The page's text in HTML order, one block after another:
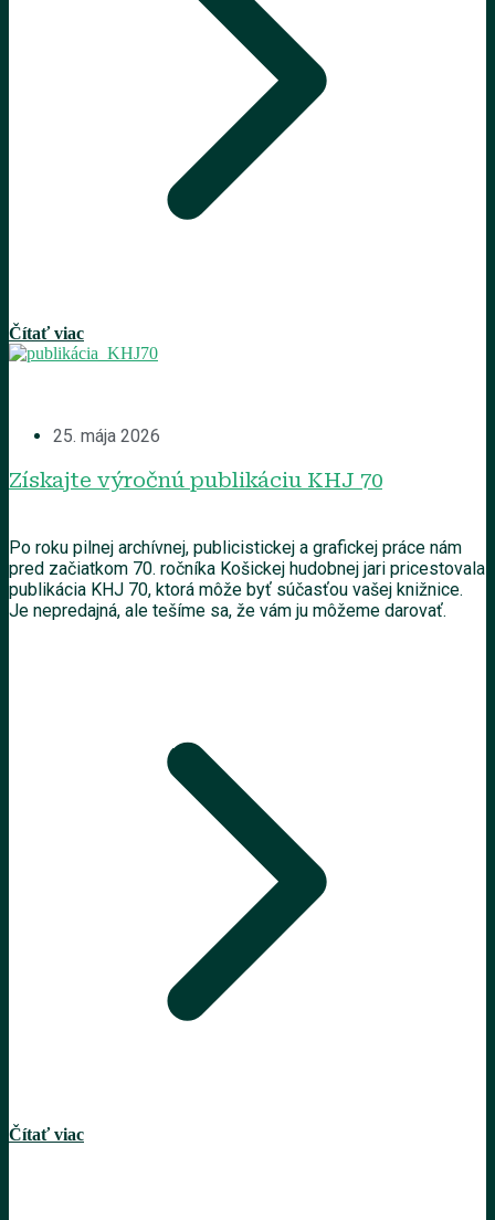
Čítať viac
25. mája 2026
Získajte výročnú publikáciu KHJ 70
Po roku pilnej archívnej, publicistickej a grafickej práce nám
pred začiatkom 70. ročníka Košickej hudobnej jari pricestovala
publikácia KHJ 70, ktorá môže byť súčasťou vašej knižnice.
Je nepredajná, ale tešíme sa, že vám ju môžeme darovať.
Čítať viac